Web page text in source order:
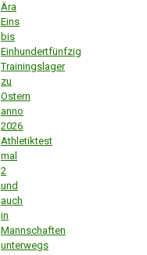
Ära
Eins
bis
Einhundertfünfzig
Trainingslager
zu
Ostern
anno
2026
Athletiktest
mal
2
und
auch
in
Mannschaften
unterwegs